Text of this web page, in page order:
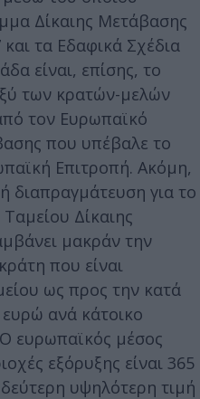
Δίκαιης Μετάβασης
τα Εδαφικά Σχέδια
είναι, επίσης, το
των κρατών-μελών
τον Ευρωπαϊκό
που υπέβαλε το
Επιτροπή. Ακόμη,
διαπραγμάτευση για το
Δίκαιης
μακράν την
που είναι
ως προς την κατά
ανά κάτοικο
Ο ευρωπαϊκός μέσος
εξόρυξης είναι 365
υψηλότερη τιμή